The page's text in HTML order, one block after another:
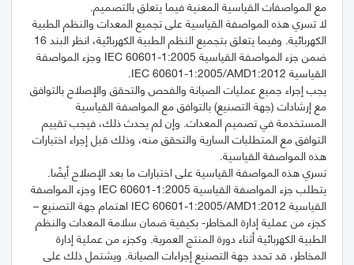
لا تسري هذه المواصفة القياسية على تجميع المعدات والنظم الطبية
الكهربائية. وفيما يتعلق بتجميع النظم الطبية الكهربائية، انظر البند 16
ضمن جزء المواصفة القياسية IEC 60601-1:2005 وجزء المواصفة
يجب إجراء جميع عمليات الصيانة والفحص والتحقق والإصلاح بالتوافق
مع إرشادات (جهة التصنيع) بالتوافق مع المواصفة القياسية
المستخدمة في تصميم المعدات. وإن لم يحدث ذلك، فيجب تقييم
التوافق مع المتطلبات السارية والتحقق منه، وذلك قبل إجراء اختبارات
يتطلب جزء المواصفة القياسية IEC 60601-1:2005 وجزء المواصفة
القياسية IEC 60601-1:2005/AMD1:2012 اهتمام جهة التصنيع –
كجزء من عملية إدارة المخاطر- بكيفية ضمان سلامة المعدات والنظم
الطبية الكهربائية أثناء دورة المنتج العمرية. وكجزء من عملية إدارة
المخاطر، قد تحدد جهة التصنيع إجراءات الصيانة. ويشتمل ذلك على